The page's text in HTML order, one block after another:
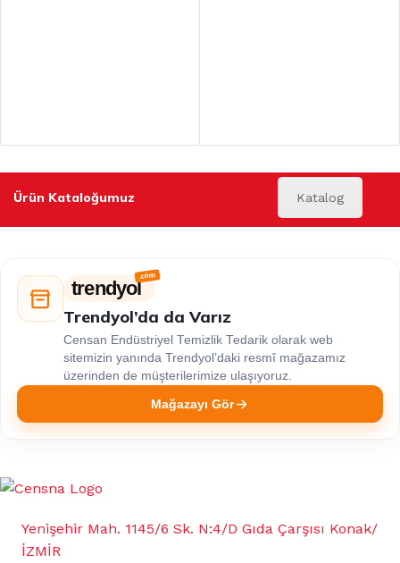
Ürün Kataloğumuz Katalog
trendyol
Trendyol’da da Varız
Censan Endüstriyel Temizlik Tedarik olarak web
sitemizin yanında Trendyol’daki resmî mağazamız
üzerinden de müşterilerimize ulaşıyoruz.
Mağazayı Gör
Yenişehir Mah. 1145/6 Sk. N:4/D Gıda Çarşısı Konak/
İZMİR